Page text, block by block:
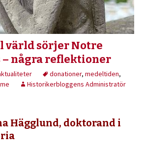
värld sörjer Notre
– några reflektioner
donationer, medeltiden,
Historikerbloggens Administratör
Hägglund, doktorand i